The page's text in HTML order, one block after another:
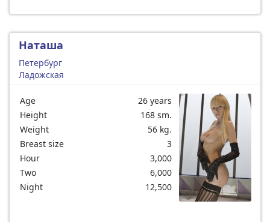
Наташа
Петербург
Ладожская
Age
26 years
Height
168 sm.
Weight
56 kg.
Breast size
3
Hour
3,000
Two
6,000
Night
12,500